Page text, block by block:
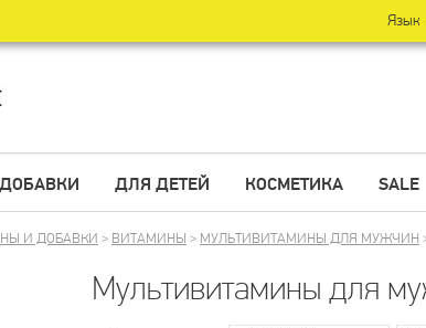
ДЛЯ ДЕТЕЙ КОСМЕТИКА SALE
И ДОБАВКИ > ВИТАМИНЫ > МУЛЬТИВИТАМИНЫ ДЛЯ МУЖЧИН
Мультивитамины для
Язык